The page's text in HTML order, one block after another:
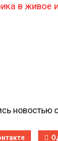
в живое
новостью